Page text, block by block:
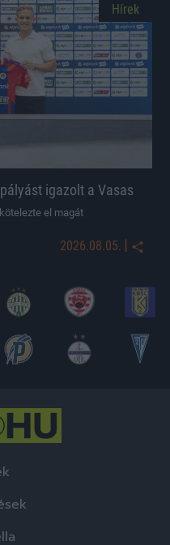
Hírek
igazolt a Vasas
el magát
2026.08.05. |